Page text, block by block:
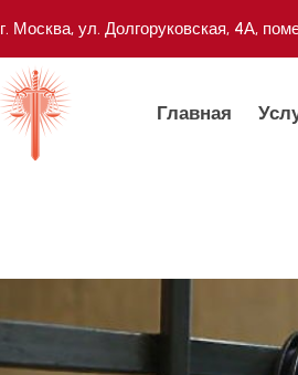
г. Москва, ул. Долгоруковская, 4А,
Главная